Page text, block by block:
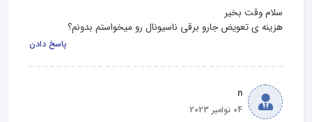
هزینه ی تعویض جارو برقی ناسیونال رو میخواستم بدونم؟
پاسخ دادن
n
04 نوامبر 2023